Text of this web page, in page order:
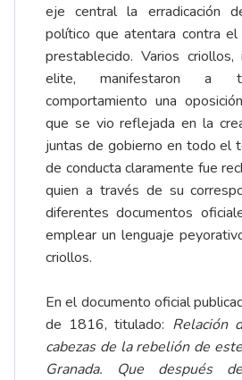
eje central la erradicación
político que atentara contra el
prestablecido. Varios
elite, manifestaron a
comportamiento una
que se vio reflejada en la
juntas de gobierno en todo el
de conducta claramente fue
quien a través de su
diferentes documentos
emplear un lenguaje
criollos.
En el documento oficial
de 1816, titulado: Relación
cabezas de la rebelión de
Granada. Que después